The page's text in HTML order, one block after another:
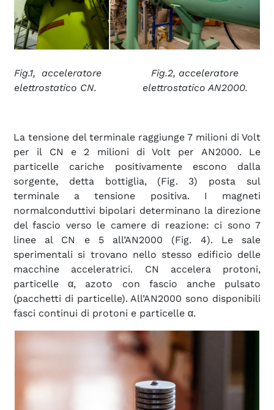
Fig.1, acceleratore
elettrostatico CN.
Fig.2, acceleratore
elettrostatico AN2000.
La tensione del terminale raggiunge 7 milioni di Volt
per il CN e 2 milioni di Volt per AN2000. Le
particelle cariche positivamente escono dalla
sorgente, detta bottiglia, (Fig. 3) posta sul
terminale a tensione positiva. I magneti
normalconduttivi bipolari determinano la direzione
del fascio verso le camere di reazione: ci sono 7
linee al CN e 5 all’AN2000 (Fig. 4). Le sale
sperimentali si trovano nello stesso edificio delle
macchine acceleratrici. CN accelera protoni,
particelle α, azoto con fascio anche pulsato
(pacchetti di particelle). All’AN2000 sono disponibili
fasci continui di protoni e particelle α.